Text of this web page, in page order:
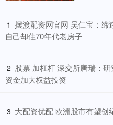
1 摆渡配资网官网 吴仁宝：缔
自己却住70年代老房子
2 股票 加杠杆 深交所唐瑞：
资金加大权益投资
3 大配资优配 欧洲股市有望创